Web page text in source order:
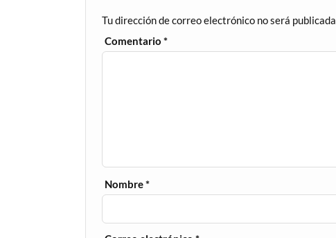
Tu dirección de correo electrónico no será publicada.
Comentario*
Nombre*